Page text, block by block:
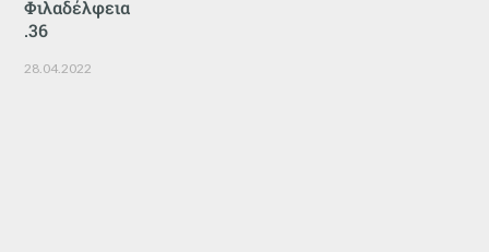
Φιλαδέλφεια
.36
28.04.2022